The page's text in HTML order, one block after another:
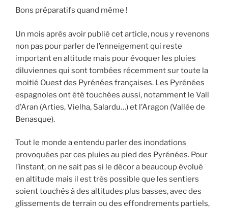
Bons préparatifs quand même !
Un mois après avoir publié cet article, nous y revenons
non pas pour parler de l’enneigement qui reste
important en altitude mais pour évoquer les pluies
diluviennes qui sont tombées récemment sur toute la
moitié Ouest des Pyrénées françaises. Les Pyrénées
espagnoles ont été touchées aussi, notamment le Vall
d’Aran (Arties, Vielha, Salardu…) et l’Aragon (Vallée de
Benasque).
Tout le monde a entendu parler des inondations
provoquées par ces pluies au pied des Pyrénées. Pour
l’instant, on ne sait pas si le décor a beaucoup évolué
en altitude mais il est très possible que les sentiers
soient touchés à des altitudes plus basses, avec des
glissements de terrain ou des effondrements partiels,